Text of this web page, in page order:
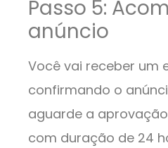
Passo 5:
anúncio
Você vai receber um
confirmando o
aguarde a
com duração de 24